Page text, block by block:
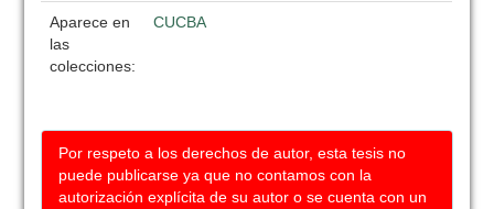
Aparece en
las
colecciones:
CUCBA
Por respeto a los derechos de autor, esta tesis no
puede publicarse ya que no contamos con la
autorización explícita de su autor o se cuenta con un